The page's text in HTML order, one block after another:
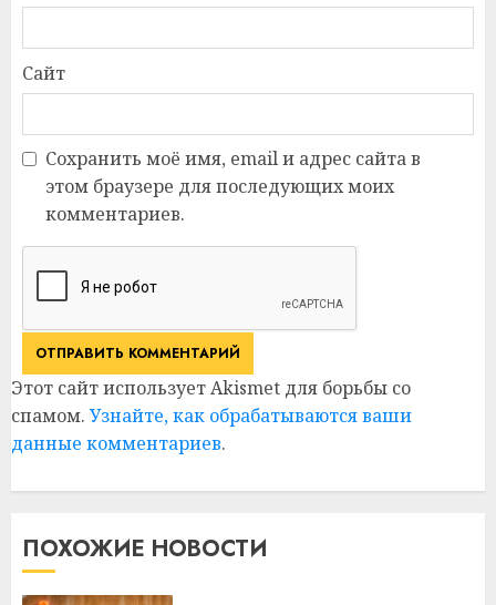
Сайт
Сохранить моё имя, email и адрес сайта в
этом браузере для последующих моих
комментариев.
Этот сайт использует Akismet для борьбы со
спамом. Узнайте, как обрабатываются ваши
данные комментариев.
ПОХОЖИЕ НОВОСТИ